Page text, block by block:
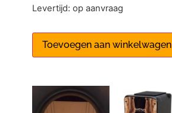
Levertijd: op aanvraag
Toevoegen aan winkelwagen